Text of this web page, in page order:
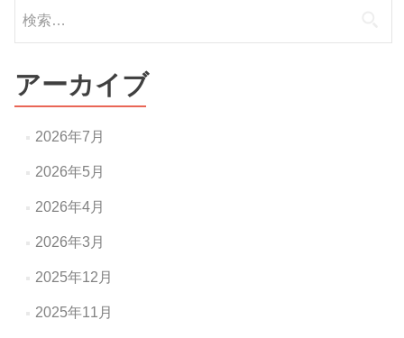
ビ
ゲ
ー
シ
ョ
ン
索:
アーカイブ
2026年7月
2026年5月
2026年4月
2026年3月
2025年12月
2025年11月